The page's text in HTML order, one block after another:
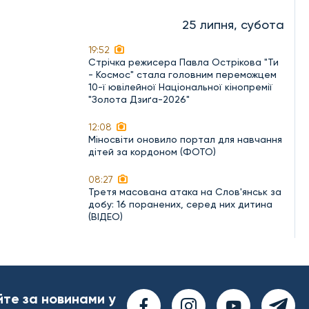
25 липня, субота
19:52
Стрічка режисера Павла Острікова "Ти
- Космос" стала головним переможцем
10-ї ювілейної Національної кінопремії
"Золота Дзиґа-2026"
12:08
Міносвіти оновило портал для навчання
дітей за кордоном (ФОТО)
08:27
Третя масована атака на Слов'янськ за
добу: 16 поранених, серед них дитина
(ВІДЕО)
за новинами у